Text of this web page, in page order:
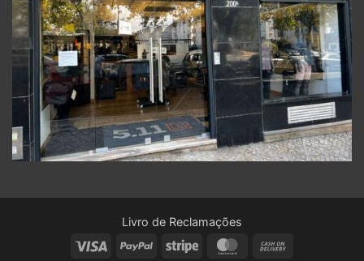
Livro de Reclamações
Visa
PayPal Stripe MasterCard